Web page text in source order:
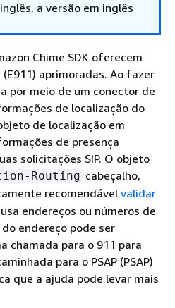
a versão em inglês
Chime SDK oferecem
aprimoradas. Ao fazer
por meio de um conector de
de localização do
de localização em
de presença
solicitações SIP. O objeto
Routing cabeçalho,
recomendável validar
endereços ou números de
endereço pode ser
chamada para o 911 para
para o PSAP (PSAP)
que a ajuda pode levar mais